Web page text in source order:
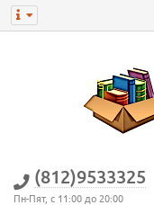
(812)9533325
Пн-Пят, с 11:00 до 20:00